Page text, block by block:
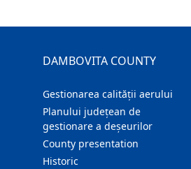
DAMBOVITA COUNTY
Gestionarea calității aerului
Planului județean de
gestionare a deșeurilor
County presentation
Historic